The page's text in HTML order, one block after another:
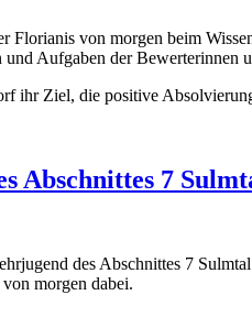
Florianis von morgen beim
Aufgaben der Bewerterinnen
ihr Ziel, die positive
Abschnittes 7
des Abschnittes 7
morgen dabei.